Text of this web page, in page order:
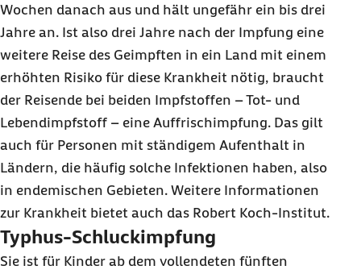
Wochen danach aus und hält ungefähr ein bis drei
Jahre an. Ist also drei Jahre nach der Impfung eine
weitere Reise des Geimpften in ein Land mit einem
erhöhten Risiko für diese Krankheit nötig, braucht
der Reisende bei beiden Impfstoffen – Tot- und
Lebendimpfstoff – eine Auffrischimpfung. Das gilt
auch für Personen mit ständigem Aufenthalt in
Ländern, die häufig solche Infektionen haben, also
in endemischen Gebieten. Weitere Informationen
zur Krankheit bietet auch das Robert Koch-Institut.
Typhus-Schluckimpfung
Sie ist für Kinder ab dem vollendeten fünften